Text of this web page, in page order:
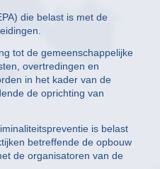
die belast is met de
tot de gemeenschappelijke
overtredingen en
in het kader van de
de oprichting van
is belast
betreffende de opbouw
de organisatoren van de